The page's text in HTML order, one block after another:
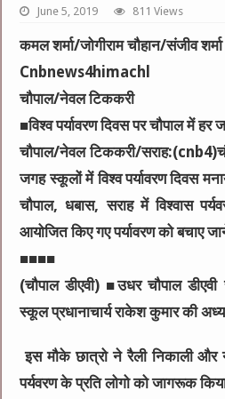
June 5, 2019 811 Views
कमल शर्मा/जोगीराम चौहान/संजीव शर्मा
Cnbnews4himachl
चौपाल/नेवल टिककरी
■विश्व पर्यावरण दिवस पर चौपाल में
चौपाल/नेवल टिककरी/
जगह स्कूलों में विश्व पर्यावरण दिवस
चौपाल, धबास, सराह में विश्वास
आयोजित किए गए पर्यावरण को बचाए
■■■■
(चौपाल डीएवी) ■उधर चौपाल
स्कूल प्रधानाचार्य राकेश कुमार की
इस मौके छात्रो ने रैली निकाली
पर्यवरण के प्रति लोगो को जागरूक